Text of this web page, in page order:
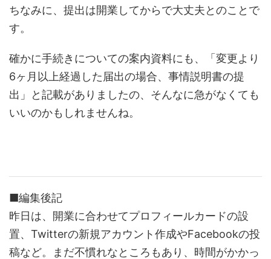
ちなみに、提出は開業してからで大丈夫とのことで
す。
確かに手続きについての案内資料にも、「変更より
6ヶ月以上経過した届出の場合、事情説明書の提
出」と記載がありましたの、そんなに急がなくても
いいのかもしれませんね。
■編集後記
昨日は、開業に合わせてプロフィールカードの設
置、Twitterの新規アカウント作成やFacebookの投
稿など。まだ不慣れなところもあり、時間がかかっ